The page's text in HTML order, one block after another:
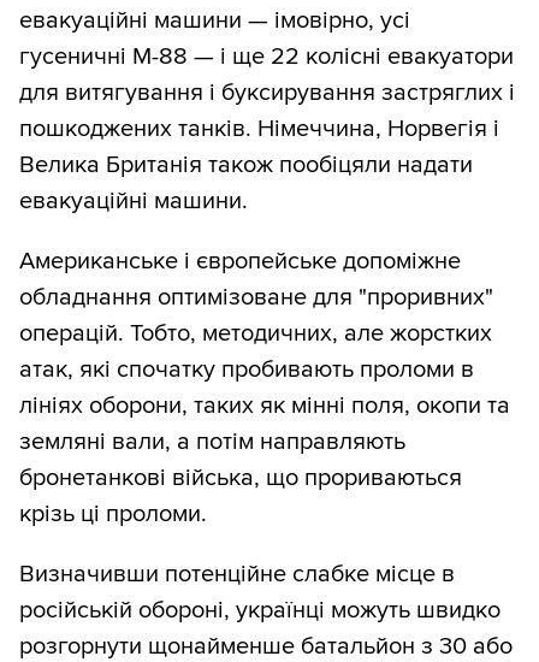
евакуаційні машини — імовірно, усі
гусеничні M-88 — і ще 22 колісні евакуатори
для витягування і буксирування застряглих і
пошкоджених танків. Німеччина, Норвегія і
Велика Британія також пообіцяли надати
евакуаційні машини.
Американське і європейське допоміжне
обладнання оптимізоване для "проривних"
операцій. Тобто, методичних, але жорстких
атак, які спочатку пробивають проломи в
лініях оборони, таких як мінні поля, окопи та
земляні вали, а потім направляють
бронетанкові війська, що прориваються
крізь ці проломи.
Визначивши потенційне слабке місце в
російській обороні, українці можуть швидко
розгорнути щонайменше батальйон з 30 або